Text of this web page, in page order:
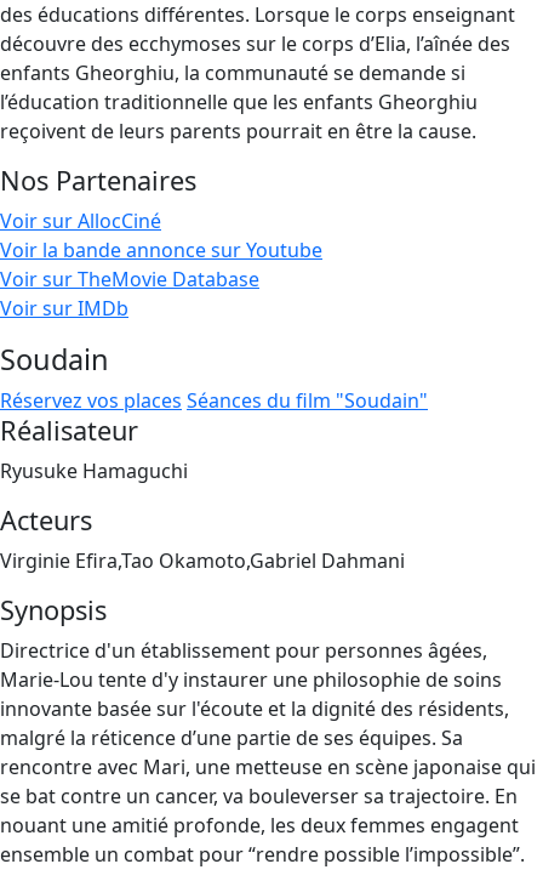
des éducations différentes. Lorsque le corps enseignant
découvre des ecchymoses sur le corps d’Elia, l’aînée des
enfants Gheorghiu, la communauté se demande si
l’éducation traditionnelle que les enfants Gheorghiu
reçoivent de leurs parents pourrait en être la cause.
Nos Partenaires
Voir sur AllocCiné
Voir la bande annonce sur Youtube
Voir sur TheMovie Database
Voir sur IMDb
Soudain
Réservez vos places Séances du film "Soudain"
Réalisateur
Ryusuke Hamaguchi
Acteurs
Virginie Efira,Tao Okamoto,Gabriel Dahmani
Synopsis
Directrice d'un établissement pour personnes âgées,
Marie-Lou tente d'y instaurer une philosophie de soins
innovante basée sur l'écoute et la dignité des résidents,
malgré la réticence d’une partie de ses équipes. Sa
rencontre avec Mari, une metteuse en scène japonaise qui
se bat contre un cancer, va bouleverser sa trajectoire. En
nouant une amitié profonde, les deux femmes engagent
ensemble un combat pour “rendre possible l’impossible”.